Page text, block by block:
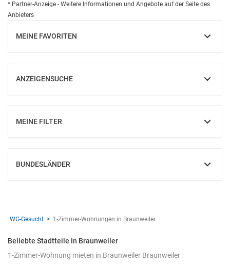
* Partner-Anzeige - Weitere Informationen und Angebote auf der Seite des
Anbieters
MEINE FAVORITEN
EINBLENDEN
ANZEIGENSUCHE
EINBLENDEN
MEINE FILTER
EINBLENDEN
BUNDESLÄNDER
EINBLENDEN
WG-Gesucht 1-Zimmer-Wohnungen in Braunweiler
Beliebte Stadtteile in Braunweiler
1-Zimmer-Wohnung mieten in Braunweiler Braunweiler